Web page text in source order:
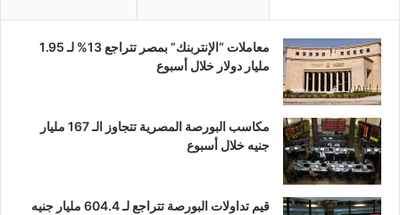
معاملات “الإنتربنك” بمصر تتراجع 13% لـ 1.95
مليار دولار خلال أسبوع
مكاسب البورصة المصرية تتجاوز الـ 167 مليار
جنيه خلال أسبوع
قيم تداولات البورصة تتراجع لـ 604.4 مليار جنيه